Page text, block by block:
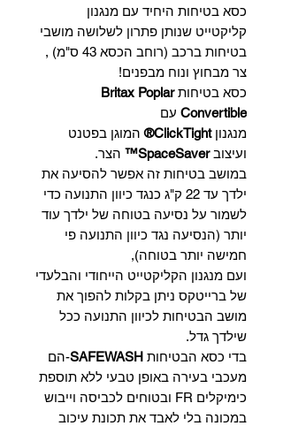
כסא בטיחות היחיד עם מנגנון
קליקטייט שנותן פתרון לשלושה מושבי
בטיחות ברכב (רוחב הכסא 43 ס"מ) ,
צר מבחוץ ונוח מבפנים!
כסא בטיחותBritax Poplar
Convertible עם
מנגנוןClickTight®
המוגן בפטנט
ועיצובSpaceSaver™
הצר.
במושב בטיחות זה אפשר להסיעה את
ילדך עד 22 ק"ג כנגד כיוון התנועה כדי
לשמור על נסיעה בטוחה של ילדך עוד
יותר (הנסיעה נגד כיוון התנועה פי
חמישה יותר בטוחה),
ועם מנגנון הקליקטייט הייחודי והבלעדי
של ברייטקס ניתן בקלות להפוך את
מושב הבטיחות לכיוון התנועה ככל
שילדך גדל.
בדי כסא הבטיחות SAFEWASH-הם
מעכבי בעירה באופן טבעי ללא תוספת
כימיקלים FR ובטוחים לכביסה וייבוש
במכונה בלי לאבד את תכונת עיכוב